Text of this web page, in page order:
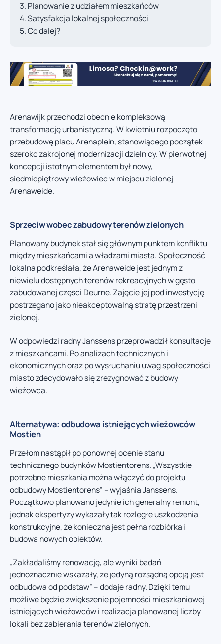
Planowanie z udziałem mieszkańców
Satysfakcja lokalnej społeczności
Co dalej?
Arenawijk przechodzi obecnie kompleksową
transformację urbanistyczną. W kwietniu rozpoczęto
przebudowę placu Arenaplein, stanowiącego początek
szeroko zakrojonej modernizacji dzielnicy. W pierwotnej
koncepcji istotnym elementem był nowy,
siedmiopiętrowy wieżowiec w miejscu zielonej
Arenaweide.
Sprzeciw wobec zabudowy terenów zielonych
Planowany budynek stał się głównym punktem konfliktu
między mieszkańcami a władzami miasta. Społeczność
lokalna podkreślała, że Arenaweide jest jednym z
niewielu dostępnych terenów rekreacyjnych w gęsto
zabudowanej części Deurne. Zajęcie jej pod inwestycję
postrzegano jako nieakceptowalną stratę przestrzeni
zielonej.
W odpowiedzi radny Janssens przeprowadził konsultacje
z mieszkańcami. Po analizach technicznych i
ekonomicznych oraz po wysłuchaniu uwag społeczności
miasto zdecydowało się zrezygnować z budowy
wieżowca.
Alternatywa: odbudowa istniejących wieżowców
Mostien
Przełom nastąpił po ponownej ocenie stanu
technicznego budynków Mostientorens. „Wszystkie
potrzebne mieszkania można włączyć do projektu
odbudowy Mostientorens” – wyjaśnia Janssens.
Początkowo planowano jedynie ich generalny remont,
jednak ekspertyzy wykazały tak rozległe uszkodzenia
konstrukcyjne, że konieczna jest pełna rozbiórka i
budowa nowych obiektów.
„Zakładaliśmy renowację, ale wyniki badań
jednoznacznie wskazały, że jedyną rozsądną opcją jest
odbudowa od podstaw” – dodaje radny. Dzięki temu
możliwe będzie zwiększenie pojemności mieszkaniowej
istniejących wieżowców i realizacja planowanej liczby
lokali bez zabierania terenów zielonych.